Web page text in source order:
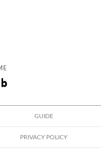
GUIDE
PRIVACY POLICY